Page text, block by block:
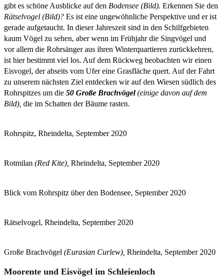
gibt es schöne Ausblicke auf den Bodensee (Bild). Erkennen Sie den
Rätselvogel (Bild)? Es ist eine ungewöhnliche Perspektive und er ist
gerade aufgetaucht. In dieser Jahreszeit sind in den Schilfgebieten
kaum Vögel zu sehen, aber wenn im Frühjahr die Singvögel und
vor allem die Rohrsänger aus ihren Winterquartieren zurückkehren,
ist hier bestimmt viel los. Auf dem Rückweg beobachten wir einen
Eisvogel, der abseits vom Ufer eine Grasfläche quert. Auf der Fahrt
zu unserem nächsten Ziel entdecken wir auf den Wiesen südlich des
Rohrspitzes um die 50 Große Brachvögel(einige davon auf dem
Bild), die im Schatten der Bäume rasten.
Rohrspitz, Rheindelta, September 2020
Rotmilan (Red Kite), Rheindelta, September 2020
Blick vom Rohrspitz über den Bodensee, September 2020
Rätselvogel, Rheindelta, September 2020
Große Brachvögel (Eurasian Curlew), Rheindelta, September 2020
Moorente und Eisvögel im Schleienloch